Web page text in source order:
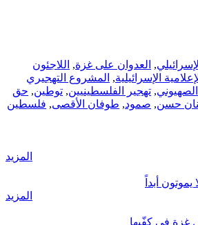
, العدوان على غزة, اللاجئون
الإسرائيلية, المشروع التهجيري
, تهجير الفلسطينيين, توطين, حق
حسن, صمود, طوفان الأقصى, فلسطين
المزيد
يموتون أبداً
المزيد
غزة في كفّيها